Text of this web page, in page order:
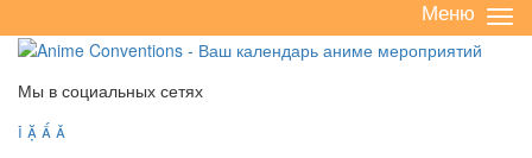
/
Меню
Мы в социальных сетях
   